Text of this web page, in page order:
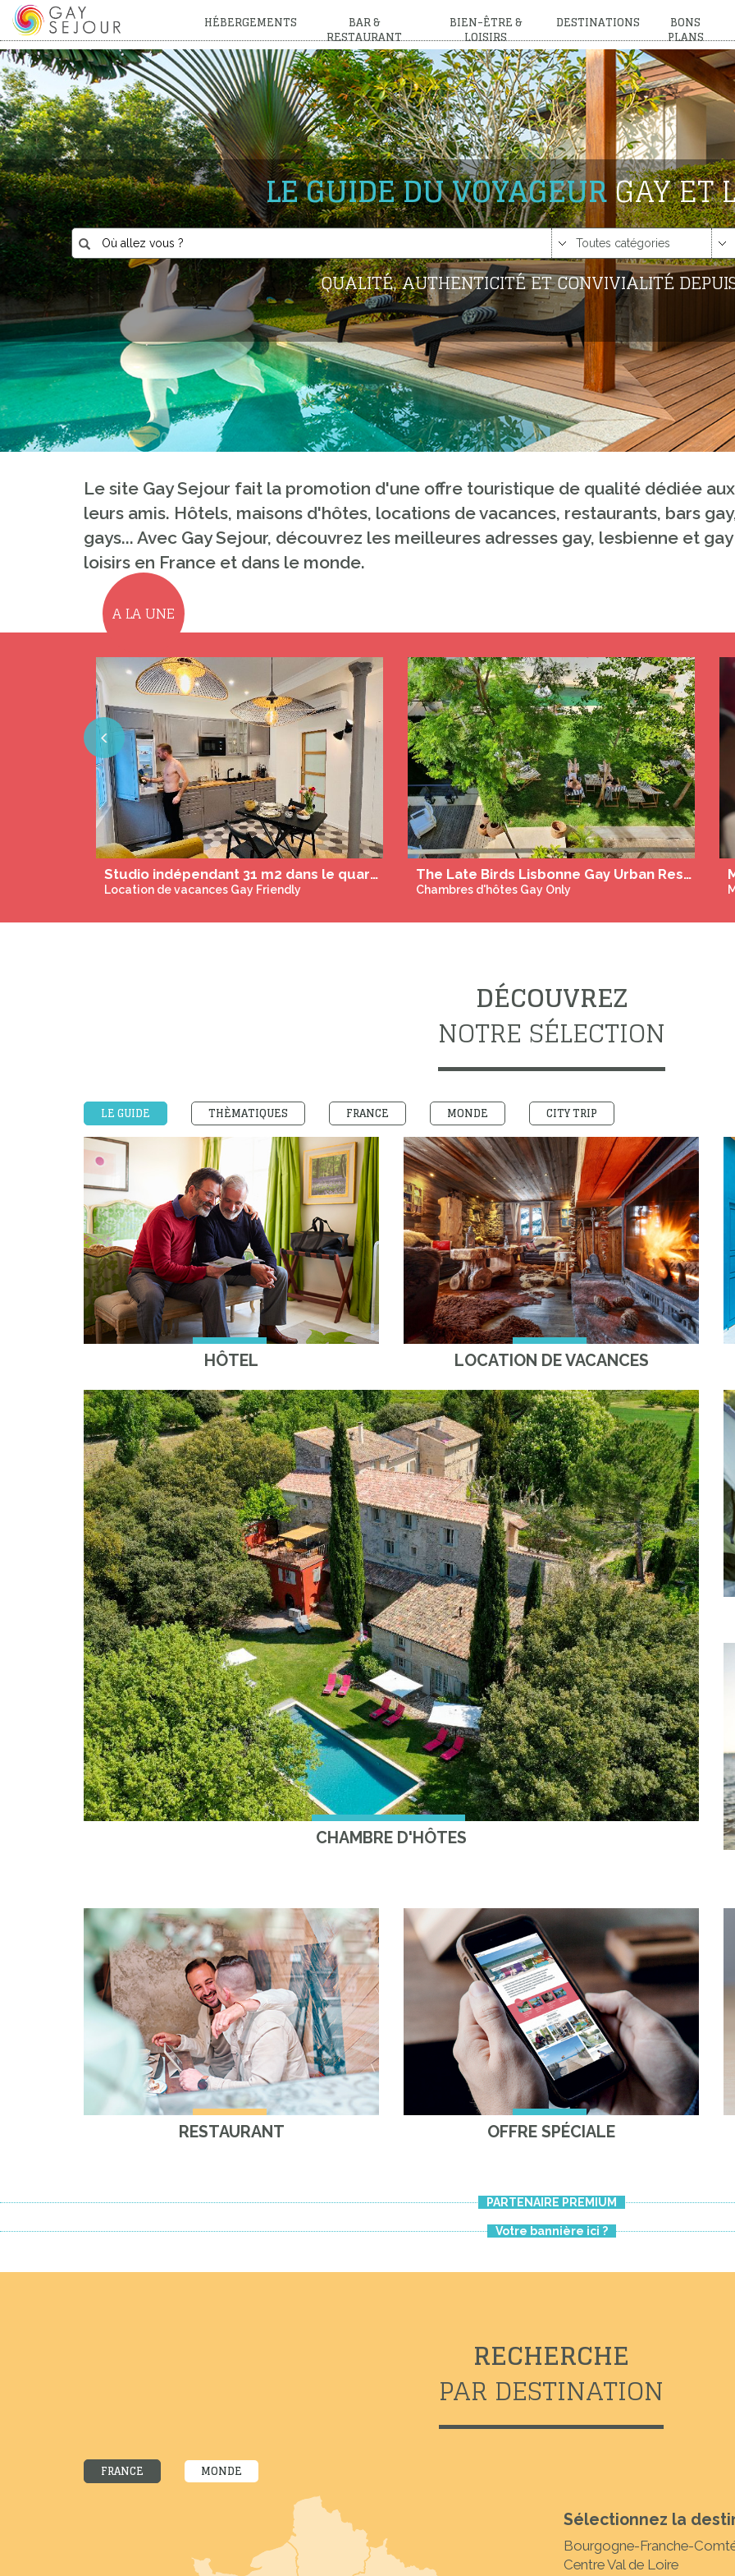
HÉBERGEMENTS BAR &
RESTAURANT
BIEN-ÊTRE &
LOISIRS
DESTINATIONS BONS
PLANS
LE GUIDE DU VOYAGEURGAY ET
QUALITÉ, AUTHENTICITÉ ET CONVIVIALITÉ
Le site Gay Sejour fait la promotion d'une offre touristique de qualité dédiée
leurs amis. Hôtels, maisons d'hôtes, locations de vacances, restaurants, bars
gays... Avec Gay Sejour, découvrez les meilleures adresses gay, lesbienne et
loisirs en France et dans le monde.
A LA UNE
Previous
A l'ombre des 3 Pins
Chambres d'hôtes Gay Only
Maison naturiste idyllique et paisible à partager dans la forêt près de Nicosie, à Chypre, avec deux appartements indépendants mitoyens. Semaines de yoga naturiste : septembre et octobre 2026.
Chambres d'hôtes Gay Only
DÉCOUVREZ
NOTRE SÉLECTION
LE GUIDE THÈMATIQUES FRANCE MONDE CITY TRIP
HÔTEL LOCATION DE VACANCES
CHAMBRE D'HÔTES
RESTAURANT OFFRE SPÉCIALE
PARTENAIRE PREMIUM
Votre bannière ici ?
RECHERCHE
PAR DESTINATION
FRANCE MONDE
Sélectionnez la
Bourgogne-Franche-
Centre Val de Loire